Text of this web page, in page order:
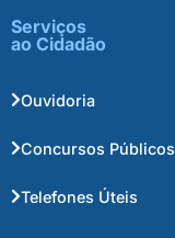
Serviços
ao Cidadão
Ouvidoria
Concursos Públicos
Telefones Úteis